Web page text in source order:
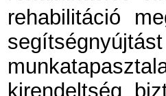
rehabilitáció
kirendeltség